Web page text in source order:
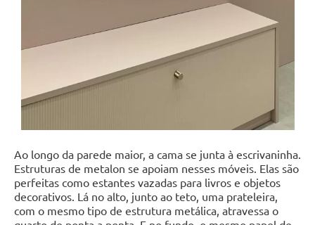
Ao longo da parede maior, a cama se junta à escrivaninha.
Estruturas de metalon se apoiam nesses móveis. Elas são
perfeitas como estantes vazadas para livros e objetos
decorativos. Lá no alto, junto ao teto, uma prateleira,
com o mesmo tipo de estrutura metálica, atravessa o